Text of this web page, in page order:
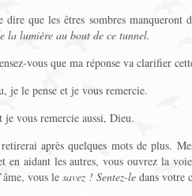
que les êtres sombres manqueront
la lumière au bout de ce tunnel.
vous que ma réponse va clarifier
le pense et je vous remercie.
vous remercie aussi, Dieu.
après quelques mots de plus.
en aidant les autres, vous ouvrez la
vous le savez ! Sentez-le dans votre